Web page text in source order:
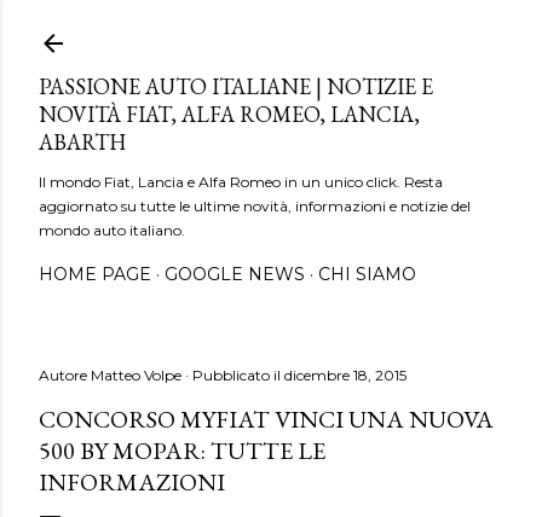
PASSIONE AUTO ITALIANE | NOTIZIE E
NOVITÀ FIAT, ALFA ROMEO, LANCIA,
ABARTH
Il mondo Fiat, Lancia e Alfa Romeo in un unico click. Resta
aggiornato su tutte le ultime novità, informazioni e notizie del
mondo auto italiano.
HOME PAGE GOOGLE NEWS CHI SIAMO
Autore Matteo Volpe Pubblicato il dicembre 18, 2015
CONCORSO MYFIAT VINCI UNA NUOVA
500 BY MOPAR: TUTTE LE
INFORMAZIONI